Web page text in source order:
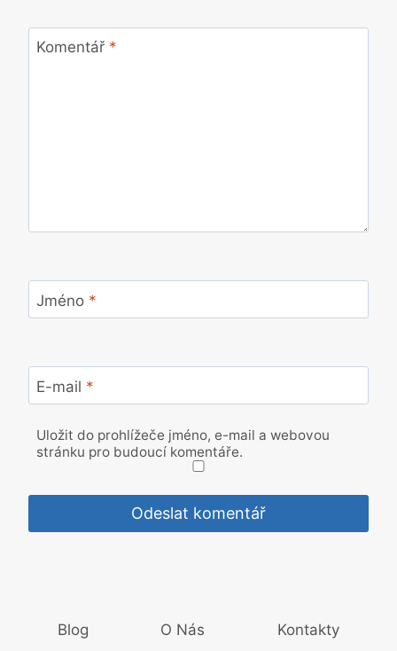
Komentář *
Jméno *
E-mail *
Uložit do prohlížeče jméno, e-mail a webovou
stránku pro budoucí komentáře.
Blog O Nás Kontakty